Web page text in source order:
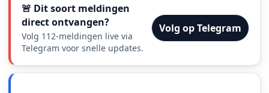
🚨 Dit soort meldingen
direct ontvangen?
Volg 112-meldingen live via
Telegram voor snelle updates.
Volg op Telegram